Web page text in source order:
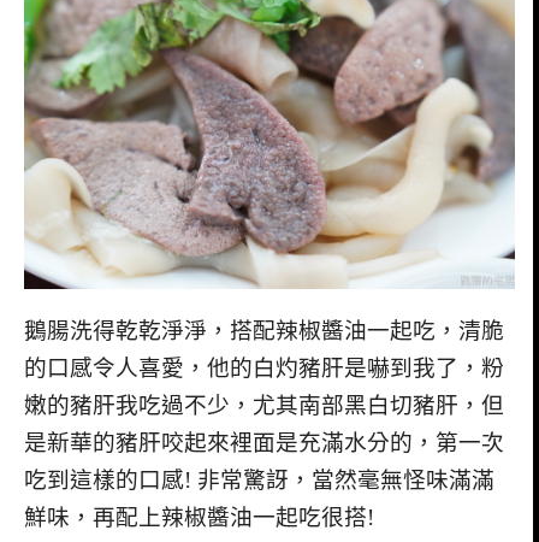
鵝腸洗得乾乾淨淨，搭配辣椒醬油一起吃，清脆
的口感令人喜愛，他的白灼豬肝是嚇到我了，粉
嫩的豬肝我吃過不少，尤其南部黑白切豬肝，但
是新華的豬肝咬起來裡面是充滿水分的，第一次
吃到這樣的口感! 非常驚訝，當然毫無怪味滿滿
鮮味，再配上辣椒醬油一起吃很搭!